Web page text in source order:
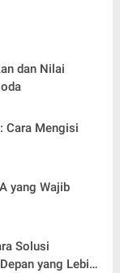
dan Nilai
Cara Mengisi
yang Wajib
Solusi
yang Lebih